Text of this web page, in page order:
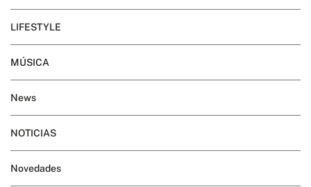
LIFESTYLE
MÚSICA
News
NOTICIAS
Novedades